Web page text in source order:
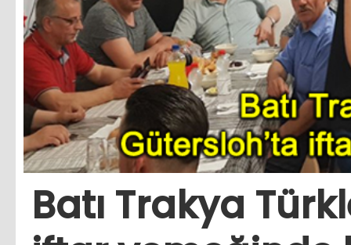
Batı Trakya